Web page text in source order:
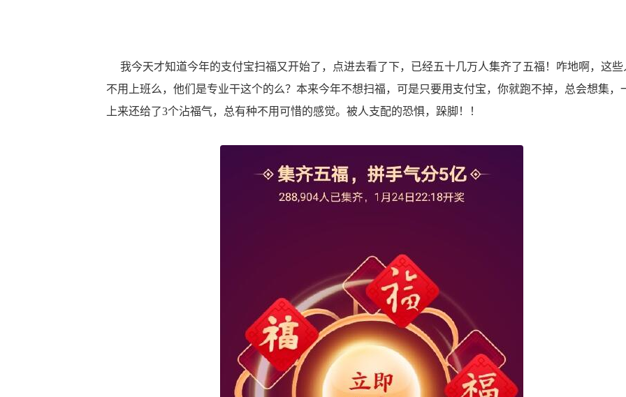
我今天才知道今年的支付宝扫福又开始了，点进去看了下，已经五十几万人集齐了五福！咋地啊，这些
不用上班么，他们是专业干这个的么？本来今年不想扫福，可是只要用支付宝，你就跑不掉，总会想集，
上来还给了3个沾福气，总有种不用可惜的感觉。被人支配的恐惧，跺脚！！